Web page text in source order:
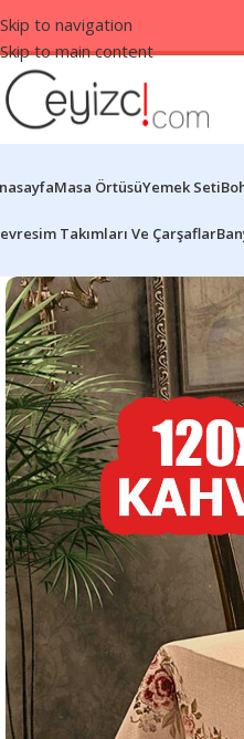
Skip to navigation
Skip to main content
Masa ÖrtüsüYemek Seti
Takımları Ve Çarşaflar